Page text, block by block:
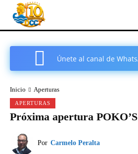
Únete al canal de
Inicio Aperturas
APERTURAS
Próxima apertura
Por Carmelo Peralta